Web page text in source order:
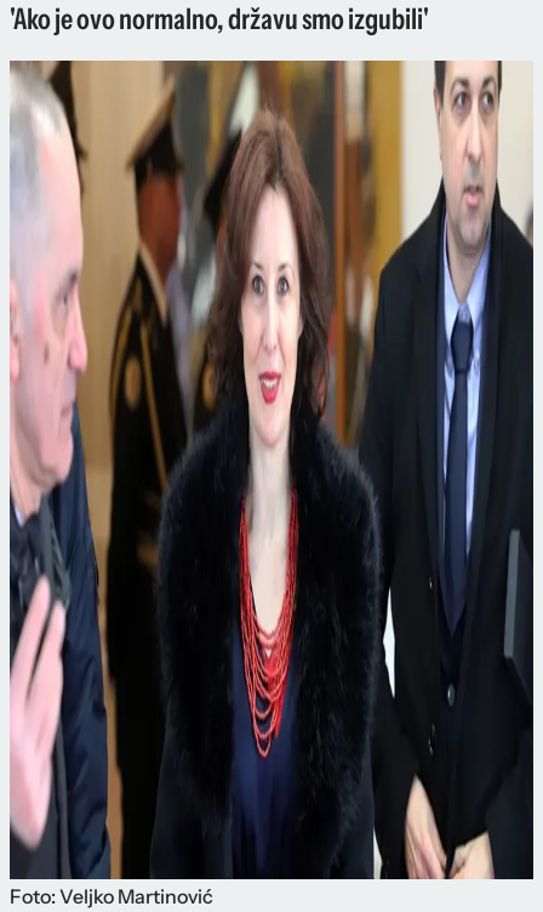
'Ako je ovo normalno, državu smo izgubili'
Foto: Veljko Martinović